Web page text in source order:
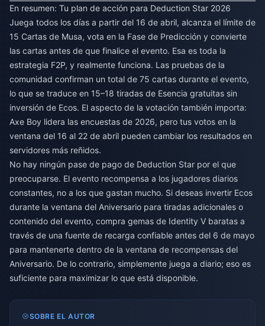
En resumen: Tu plan de acción para Deduction Star 2026
Juega todos los días a partir del 16 de abril, alcanza el límite de
15 Cartas de Musa, vota en la Fase de Predicción y convierte
las cartas antes de que finalice el evento. Esa es toda la
estrategia F2P, y realmente funciona. Las pruebas de la
comunidad confirman un total de 75 cartas durante el evento,
lo que se traduce en 15–18 tiradas de Esencia gratuitas sin
inversión de Ecos. El aspecto de la votación también importa:
Axe Boy lidera las encuestas de 2026, pero tus votos en la
ventana del 16 al 22 de abril pueden cambiar los resultados en
servidores más reñidos.
No hay ningún pase de pago de Deduction Star por el que
preocuparse. El evento recompensa a los jugadores diarios
constantes, no a los que gastan mucho. Si deseas invertir Ecos
durante la ventana del Aniversario para tiradas adicionales o
contenido del evento, compra gemas de Identity V baratas a
través de una fuente de recarga confiable antes del 6 de mayo
para mantenerte dentro de la ventana de recompensas del
Aniversario. De lo contrario, simplemente juega a diario; eso es
suficiente para maximizar lo que está disponible.
SOBRE EL AUTOR